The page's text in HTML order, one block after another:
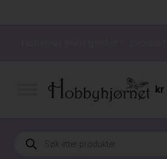
kr
Products
search